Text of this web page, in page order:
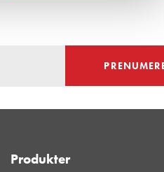
Produkter